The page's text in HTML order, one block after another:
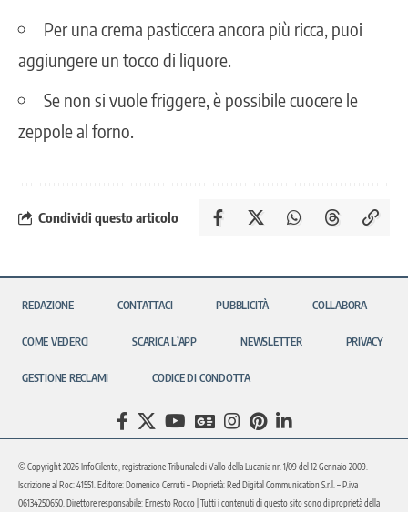
Per una crema pasticcera ancora più ricca, puoi
aggiungere un tocco di liquore.
Se non si vuole friggere, è possibile cuocere le
zeppole al forno.
Condividi questo articolo
REDAZIONE CONTATTACI PUBBLICITÀ COLLABORA
COME VEDERCI SCARICA L’APP NEWSLETTER PRIVACY
GESTIONE RECLAMI CODICE DI CONDOTTA
© Copyright 2026 InfoCilento, registrazione Tribunale di Vallo della Lucania nr. 1/09 del 12 Gennaio 2009.
Iscrizione al Roc: 41551. Editore: Domenico Cerruti – Proprietà: Red Digital Communication S.r.l. – P.iva
06134250650. Direttore responsabile: Ernesto Rocco | Tutti i contenuti di questo sito sono di proprietà della